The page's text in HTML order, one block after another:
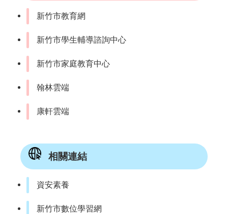
新竹市教育網
新竹市學生輔導諮詢中心
新竹市家庭教育中心
翰林雲端
康軒雲端
相關連結
資安素養
新竹市數位學習網